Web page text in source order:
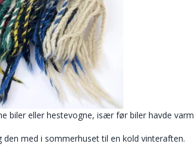
eller hestevogne, især før biler havde
med i sommerhuset til en kold vinteraften.